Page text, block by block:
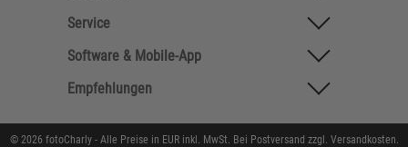
Service
Software & Mobile-App
Empfehlungen
© 2026 fotoCharly - Alle Preise in EUR inkl. MwSt. Bei Postversand zzgl. Versandkosten.